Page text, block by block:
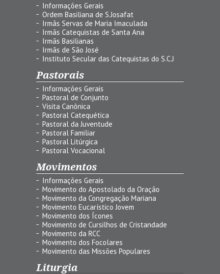
Informações Gerais
Ordem Basiliana de S.Josafat
Irmãs Servas de Maria Imaculada
Irmãs Catequistas de Santa Ana
Irmãs Basilianas
Irmãs de São José
Instituto Secular das Catequistas do S.C.J
Pastorais
Informações Gerais
Pastoral de Conjunto
Visita Canônica
Pastoral Catequética
Pastoral da Juventude
Pastoral Familiar
Pastoral Litúrgica
Pastoral Vocacional
Movimentos
Informações Gerais
Movimento do Apostolado da Oração
Movimento da Congregação Mariana
Movimento Eucarístico Jovem
Movimento dos Ícones
Movimento de Cursilhos de Cristandade
Movimento da RCC
Movimento dos Focolares
Movimento das Missões Populares
Liturgia